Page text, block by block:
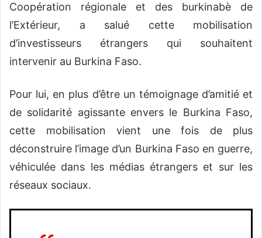
Coopération régionale et des burkinabè de
l’Extérieur, a salué cette mobilisation
d’investisseurs étrangers qui souhaitent
intervenir au Burkina Faso.
Pour lui, en plus d’être un témoignage d’amitié et
de solidarité agissante envers le Burkina Faso,
cette mobilisation vient une fois de plus
déconstruire l’image d’un Burkina Faso en guerre,
véhiculée dans les médias étrangers et sur les
réseaux sociaux.